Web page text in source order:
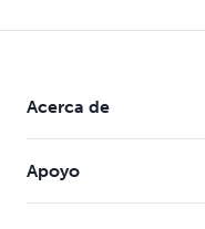
Acerca de
Apoyo